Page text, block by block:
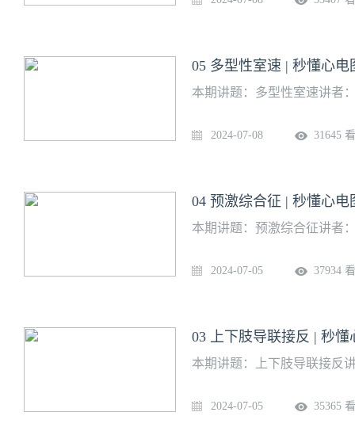
05 多型性室速 | 秒懂心电
本期讲题：多型性室速讲者
2024-07-08 31645
04 预激综合征 | 秒懂心电
本期讲题：预激综合征讲者
2024-07-05 37934
03 上下肢导联接反 | 秒懂
本期讲题：上下肢导联接反
2024-07-05 35365